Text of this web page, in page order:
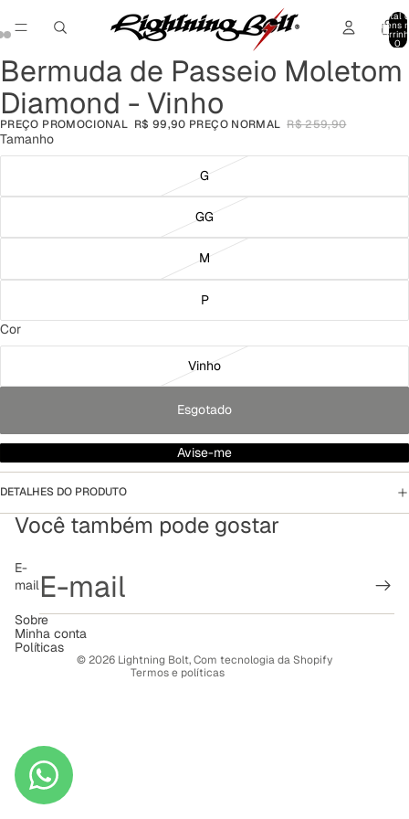
Total
itens
0
Abrir
imagem
em
tela
cheia
Abrir
imagem
em
tela
cheia
Abrir
imagem
em
tela
cheia
Bermuda de Passeio Moletom
Diamond - Vinho
PREÇO PROMOCIONAL R$ 99,90 PREÇO NORMAL R$ 259,90
Tamanho
G
GG
M
P
Cor
Vinho
Esgotado
Avise-me
DETALHES DO PRODUTO
Você também pode gostar
E-
mail
Sobre
Minha conta
Políticas
© 2026 Lightning Bolt,Com tecnologia da Shopify
Termos e políticas
Política de privacidade
Termos de serviço
Política de frete